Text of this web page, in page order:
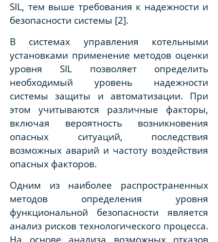
SIL, тем выше требования к надежности и
безопасности системы [2].
В системах управления котельными
установками применение методов оценки
уровня SIL позволяет определить
необходимый уровень надежности
системы защиты и автоматизации. При
этом учитываются различные факторы,
включая вероятность возникновения
опасных ситуаций, последствия
возможных аварий и частоту воздействия
опасных факторов.
Одним из наиболее распространенных
методов определения уровня
функциональной безопасности является
анализ рисков технологического процесса.
На основе анализа возможных отказов